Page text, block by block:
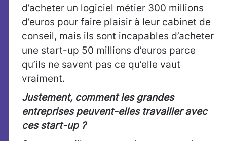
d’acheter un logiciel métier 300 millions
d’euros pour faire plaisir à leur cabinet de
conseil, mais ils sont incapables d’acheter
une start-up 50 millions d’euros parce
qu’ils ne savent pas ce qu’elle vaut
vraiment.
Justement, comment les grandes
entreprises peuvent-elles travailler avec
ces start-up ?